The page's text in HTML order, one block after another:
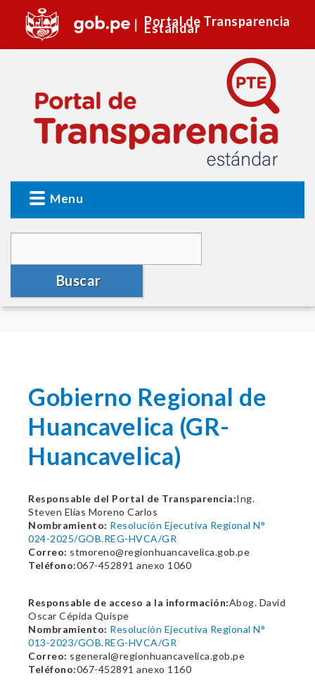
Portal de Transparencia
Estándar
Menu
Buscar
Gobierno Regional de
Huancavelica (GR-
Huancavelica)
Responsable del Portal de Transparencia:Ing.
Steven Elías Moreno Carlos
Nombramiento: Resolución Ejecutiva Regional N°
024-2025/GOB.REG-HVCA/GR
Correo: stmoreno@regionhuancavelica.gob.pe
Teléfono:067-452891 anexo 1060
Responsable de acceso a la información:Abog. David
Oscar Cépida Quispe
Nombramiento: Resolución Ejecutiva Regional N°
013-2023/GOB.REG-HVCA/GR
Correo: sgeneral@regionhuancavelica.gob.pe
Teléfono:067-452891 anexo 1160